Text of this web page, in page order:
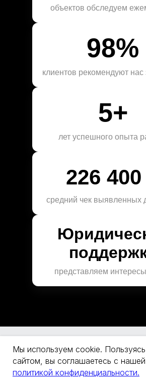
Мы используем cookie. Пользуясь
сайтом, вы соглашаетесь с нашей
политикой конфиденциальности.
объектов обследуем
98%
клиентов рекомендуют
5+
лет успешного опыта
226
средний чек выявленных
представляем